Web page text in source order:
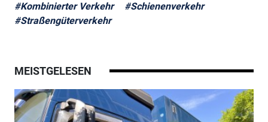
#Kombinierter Verkehr
#Schienenverkehr
#Straßengüterverkehr
MEISTGELESEN